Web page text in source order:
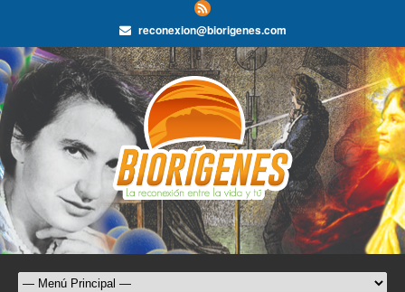
reconexion@biorigenes.com